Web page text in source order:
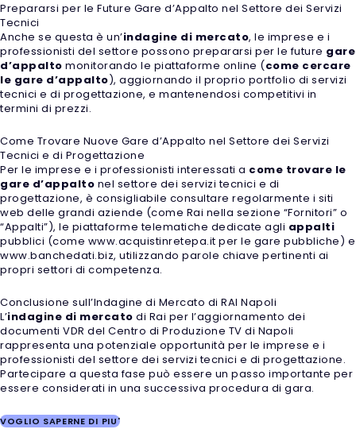
Prepararsi per le Future Gare d’Appalto nel Settore dei Servizi
Tecnici
Anche se questa è un’indagine di mercato, le imprese e i
professionisti del settore possono prepararsi per le future gare
d’appalto monitorando le piattaforme online (come cercare
le gare d’appalto), aggiornando il proprio portfolio di servizi
tecnici e di progettazione, e mantenendosi competitivi in
termini di prezzi.
Come Trovare Nuove Gare d’Appalto nel Settore dei Servizi
Tecnici e di Progettazione
Per le imprese e i professionisti interessati a come trovare le
gare d’appalto nel settore dei servizi tecnici e di
progettazione, è consigliabile consultare regolarmente i siti
web delle grandi aziende (come Rai nella sezione “Fornitori” o
“Appalti”), le piattaforme telematiche dedicate agli appalti
pubblici (come www.acquistinretepa.it per le gare pubbliche) e
www.banchedati.biz, utilizzando parole chiave pertinenti ai
propri settori di competenza.
Conclusione sull’Indagine di Mercato di RAI Napoli
L’indagine di mercato di Rai per l’aggiornamento dei
documenti VDR del Centro di Produzione TV di Napoli
rappresenta una potenziale opportunità per le imprese e i
professionisti del settore dei servizi tecnici e di progettazione.
Partecipare a questa fase può essere un passo importante per
essere considerati in una successiva procedura di gara.
VOGLIO SAPERNE DI PIU'